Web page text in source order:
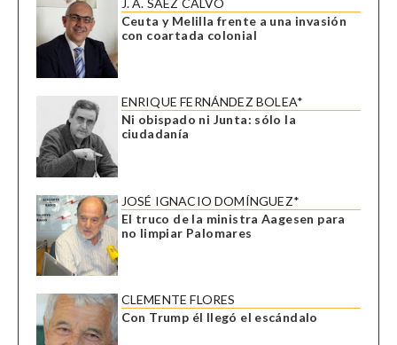
J. A. SÁEZ CALVO
Ceuta y Melilla frente a una invasión
con coartada colonial
ENRIQUE FERNÁNDEZ BOLEA*
Ni obispado ni Junta: sólo la
ciudadanía
JOSÉ IGNACIO DOMÍNGUEZ*
El truco de la ministra Aagesen para
no limpiar Palomares
CLEMENTE FLORES
Con Trump él llegó el escándalo